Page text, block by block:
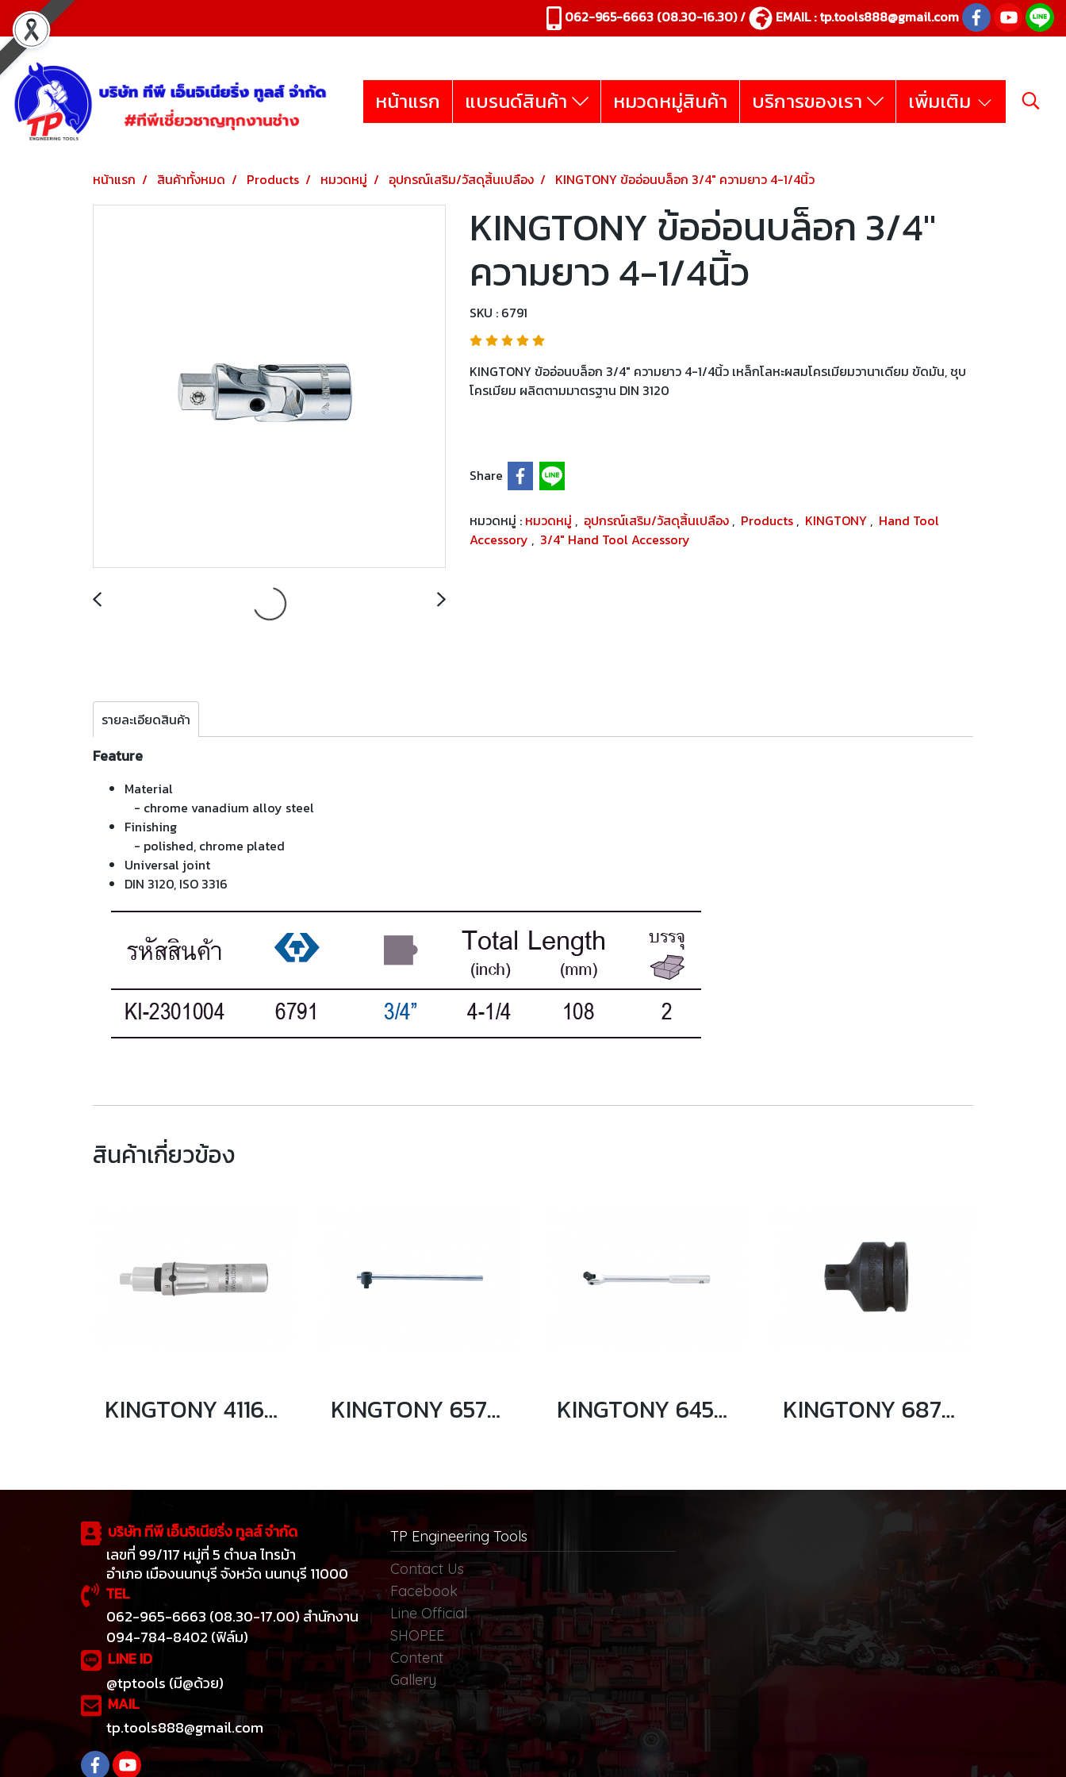
062-965-6663 (08.30-16.30) / EMAIL :tp.tools888@gmail.com
หน้าแรก แบรนด์สินค้า หมวดหมู่สินค้า บริการของเรา เพิ่มเติม
หน้าแรก สินค้าทั้งหมด Products หมวดหมู่ อุปกรณ์เสริม/วัสดุสิ้นเปลือง KINGTONY ข้ออ่อนบล็อก 3/4" ความยาว 4-1/4นิ้ว
KINGTONY ข้ออ่อนบล็อก 3/4"
ความยาว 4-1/4นิ้ว
SKU : 6791
KINGTONY ข้ออ่อนบล็อก 3/4" ความยาว 4-1/4นิ้ว เหล็กโลหะผสมโครเมียมวานาเดียม ขัดมัน, ชุบ
โครเมียม ผลิตตามมาตรฐาน DIN 3120
Share
หมวดหมู่ : หมวดหมู่ , อุปกรณ์เสริม/วัสดุสิ้นเปลือง , Products , KINGTONY , Hand Tool
Accessory , 3/4" Hand Tool Accessory
รายละเอียดสินค้า
Feature
Material
- chrome vanadium alloy steel
Finishing
- polished, chrome plated
Universal joint
DIN 3120, ISO 3316
สินค้าเกี่ยวข้อง
KINGTONY 4116FR01 ชุดตอกแรงบิด 3/4 นิ้ว แรงบิดสูงสุด 512 Nm KINGTONY 6572-20 ด้ามเลื่อน 3/4” ความยาว 20" KINGTONY 6452-18F ด้ามบล็อก 3/4" ยาว 18นิ้ว KINGTONY 6874 ข้อลดลมรุ่นผอม ขนาด 3/4 เป็น 1/2 นิ้ว
บริษัท ทีพี เอ็นจิเนียริ่ง ทูลส์ จำกัด
เลขที่ 99/117 หมู่ที่ 5 ตำบล ไทรม้า
อำเภอ เมืองนนทบุรี จังหวัด นนทบุรี 11000
TEL
062-965-6663 (08.30-17.00) สำนักงาน
094-784-8402 (ฟิล์ม)
LINE ID
@tptools (มี@ด้วย)
MAIL
tp.tools888@gmail.com
TP Engineering Tools
Contact Us
Facebook
Line Official
SHOPEE
Content
Gallery